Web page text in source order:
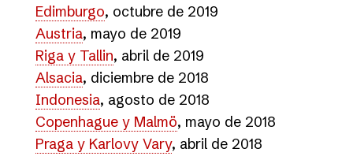
Edimburgo, octubre de 2019
Austria, mayo de 2019
Riga y Tallin, abril de 2019
Alsacia, diciembre de 2018
Indonesia, agosto de 2018
Copenhague y Malmö, mayo de 2018
Praga y Karlovy Vary, abril de 2018